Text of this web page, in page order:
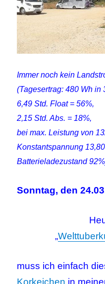
Immer noch kein
(Tagesertrag: 480 Wh in
6,49 Std. Float = 56%,
2,15 Std. Abs. = 18%,
bei max. Leistung von
Konstantspannung
Batterieladezustand
Sonntag, den
„
muss ich einfach
Korkeichen in